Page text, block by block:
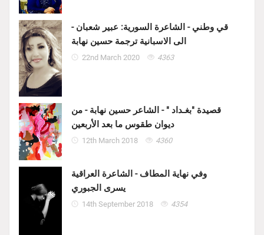
قي وطني - الشاعرة السورية: عبير شعبان -
الى الاسبانية ترجمة حسين نهابة
22nd March 2020 4363
قصيدة "بغـداد " - الشاعر حسين نهابة - من
ديوان طقوس ما بعد الأربعين
12th March 2018 4360
وفي نهاية المطاف - الشاعرة العراقية
يسرى الجبوري
14th September 2018 4354